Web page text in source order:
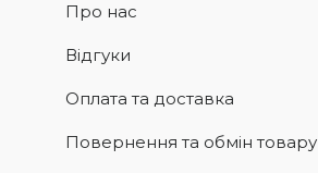
Про нас
Відгуки
Оплата та доставка
Повернення та обмін товару